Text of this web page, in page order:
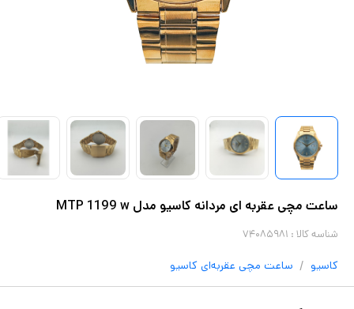
ساعت مچی عقربه ای مردانه کاسیو مدل MTP 1199 w
شناسه کالا : ۷۴۰۸۵۹۸۱
کاسیو / ساعت مچی عقربه‌ای کاسیو